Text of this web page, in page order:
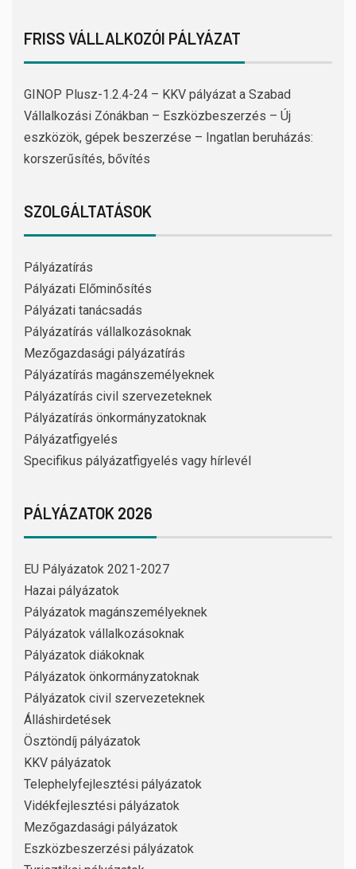
FRISS VÁLLALKOZÓI PÁLYÁZAT
GINOP Plusz-1.2.4-24 – KKV pályázat a Szabad
Vállalkozási Zónákban – Eszközbeszerzés – Új
eszközök, gépek beszerzése – Ingatlan beruházás:
korszerűsítés, bővítés
SZOLGÁLTATÁSOK
Pályázatírás
Pályázati Előminősítés
Pályázati tanácsadás
Pályázatírás vállalkozásoknak
Mezőgazdasági pályázatírás
Pályázatírás magánszemélyeknek
Pályázatírás civil szervezeteknek
Pályázatírás önkormányzatoknak
Pályázatfigyelés
Specifikus pályázatfigyelés vagy hírlevél
PÁLYÁZATOK 2026
EU Pályázatok 2021-2027
Hazai pályázatok
Pályázatok magánszemélyeknek
Pályázatok vállalkozásoknak
Pályázatok diákoknak
Pályázatok önkormányzatoknak
Pályázatok civil szervezeteknek
Álláshirdetések
Ösztöndíj pályázatok
KKV pályázatok
Telephelyfejlesztési pályázatok
Vidékfejlesztési pályázatok
Mezőgazdasági pályázatok
Eszközbeszerzési pályázatok